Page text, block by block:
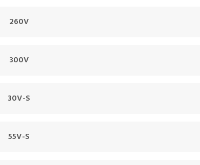
260V
300V
30V-S
55V-S